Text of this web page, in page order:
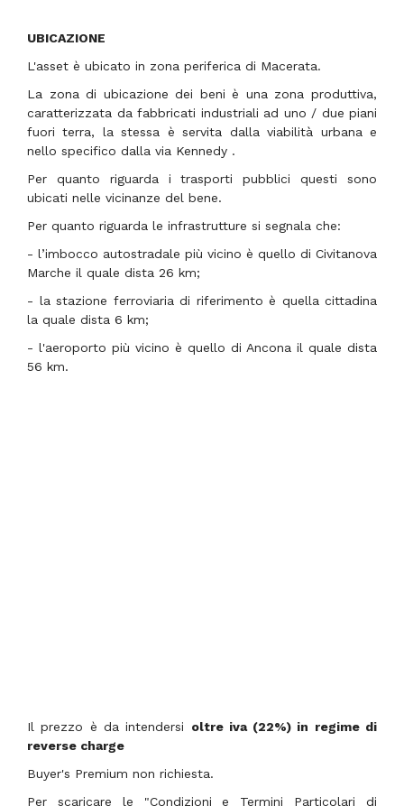
UBICAZIONE
L'asset è ubicato in zona periferica di Macerata.
La zona di ubicazione dei beni è una zona produttiva,
caratterizzata da fabbricati industriali ad uno / due piani
fuori terra, la stessa è servita dalla viabilità urbana e
nello specifico dalla via Kennedy .
Per quanto riguarda i trasporti pubblici questi sono
ubicati nelle vicinanze del bene.
Per quanto riguarda le infrastrutture si segnala che:
- l’imbocco autostradale più vicino è quello di Civitanova
Marche il quale dista 26 km;
- la stazione ferroviaria di riferimento è quella cittadina
la quale dista 6 km;
- l'aeroporto più vicino è quello di Ancona il quale dista
56 km.
Il prezzo è da intendersi oltre iva (22%) in regime di
reverse charge
Buyer's Premium non richiesta.
Per scaricare le "Condizioni e Termini Particolari di